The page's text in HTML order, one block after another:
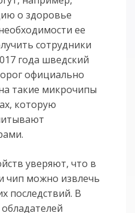
о здоровье
ее
сотрудники
года шведский
официально
такие микрочипы
которую
уверяют, что в
чип можно извлечь
последствий. В